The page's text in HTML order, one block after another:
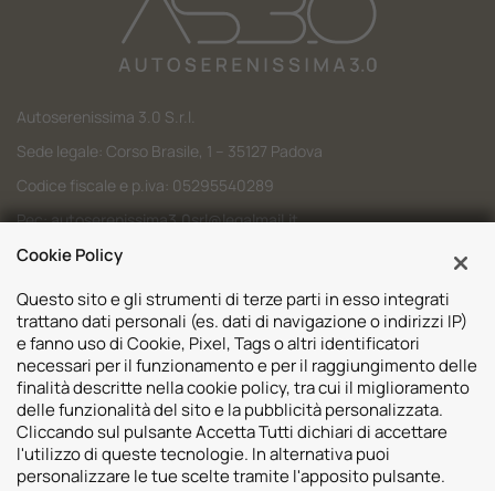
Autoserenissima 3.0 S.r.l.
Sede legale: Corso Brasile, 1 – 35127 Padova
Codice fiscale e p.iva: 05295540289
Pec:autoserenissima3.0srl@legalmail.it
Codice SDI: M5UXCR1
Sedi
Volvo Padova
Volvo Venezia
Usato Padova
Risorse
Valuta il tuo Usato
Contatti
Cookie Policy
Questo sito e gli strumenti di terze parti in esso integrati
trattano dati personali (es. dati di navigazione o indirizzi IP)
e fanno uso di Cookie, Pixel, Tags o altri identificatori
necessari per il funzionamento e per il raggiungimento delle
finalità descritte nella cookie policy, tra cui il miglioramento
delle funzionalità del sito e la pubblicità personalizzata.
Cliccando sul pulsante Accetta Tutti dichiari di accettare
l'utilizzo di queste tecnologie. In alternativa puoi
personalizzare le tue scelte tramite l'apposito pulsante.